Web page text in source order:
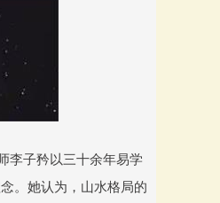
李子矜以三十余年易学
。她认为，山水格局的